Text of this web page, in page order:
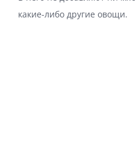
какие-либо другие овощи.